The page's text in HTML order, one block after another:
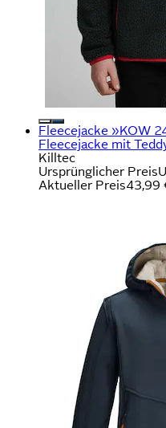
Fleecejacke »KOW
Fleecejacke mit
Killtec
Ursprünglicher Preis
Aktueller Preis43,99